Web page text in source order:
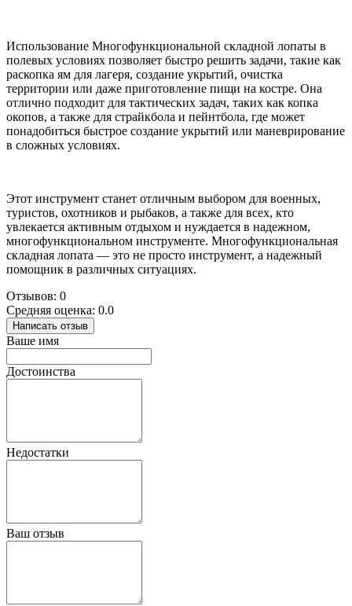
Использование Многофункциональной складной лопаты в
полевых условиях позволяет быстро решить задачи, такие как
раскопка ям для лагеря, создание укрытий, очистка
территории или даже приготовление пищи на костре. Она
отлично подходит для тактических задач, таких как копка
окопов, а также для страйкбола и пейнтбола, где может
понадобиться быстрое создание укрытий или маневрирование
в сложных условиях.
Этот инструмент станет отличным выбором для военных,
туристов, охотников и рыбаков, а также для всех, кто
увлекается активным отдыхом и нуждается в надежном,
многофункциональном инструменте. Многофункциональная
складная лопата — это не просто инструмент, а надежный
помощник в различных ситуациях.
Отзывов: 0
Средняя оценка: 0.0
Написать отзыв
Ваше имя
Достоинства
Недостатки
Ваш отзыв